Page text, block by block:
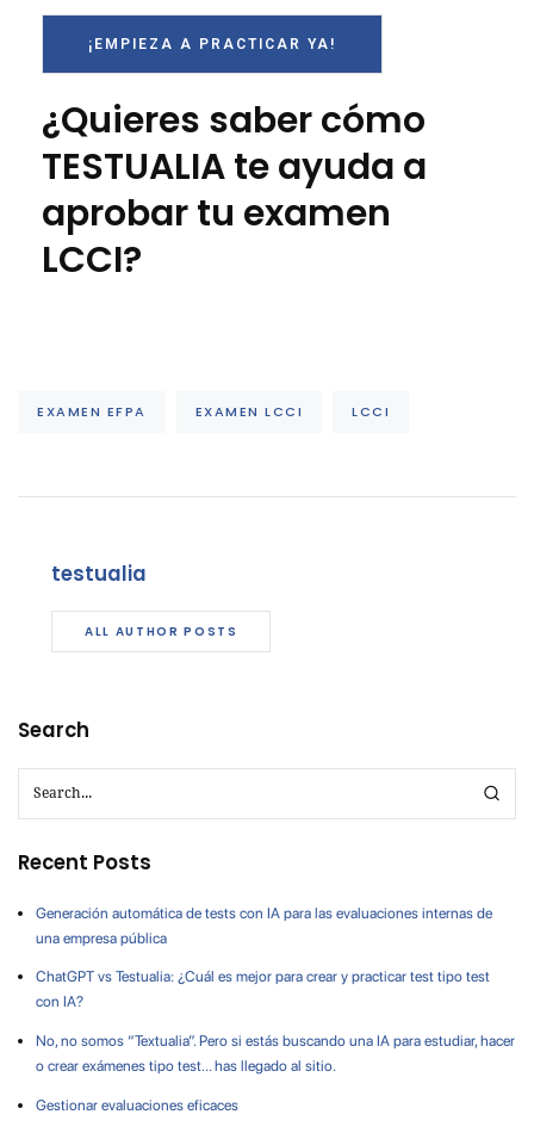
¡EMPIEZA A PRACTICAR YA!
¿Quieres saber cómo
TESTUALIA te ayuda a
aprobar tu examen
LCCI?
EXAMEN EFPA EXAMEN LCCI LCCI
testualia
ALL AUTHOR POSTS
Search
Recent Posts
Generación automática de tests con IA para las evaluaciones internas de
una empresa pública
ChatGPT vs Testualia: ¿Cuál es mejor para crear y practicar test tipo test
con IA?
No, no somos “Textualia”. Pero si estás buscando una IA para estudiar, hacer
o crear exámenes tipo test… has llegado al sitio.
Gestionar evaluaciones eficaces